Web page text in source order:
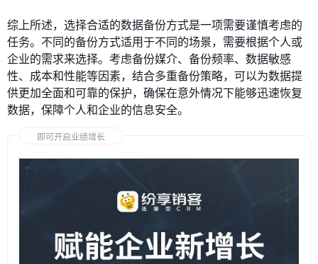
综上所述，选择合适的数据备份方式是一项需要谨慎考虑的
任务。不同的备份方式适用于不同的场景，需要根据个人或
企业的需求来选择。考虑备份媒介、备份频率、数据敏感
性、成本和性能等因素，结合多重备份策略，可以为数据提
供更加全面和可靠的保护，确保在意外情况下能够迅速恢复
数据，保障个人和企业的信息安全。
即可开启业绩增长